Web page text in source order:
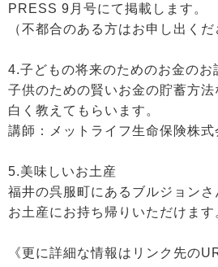
PRESS 9月号にて掲載します。
（不都合のある方はお申し出くだ
4.子どもの将来のためのお金のお
子供のための賢いお金の貯蓄方
白く教えてもらいます。
講師：メットライフ生命保険株式
5.美味しいお土産
福井の呉服町にあるブルジョン
お土産にお持ち帰りいただけます
《更に詳細な情報はリンク先の